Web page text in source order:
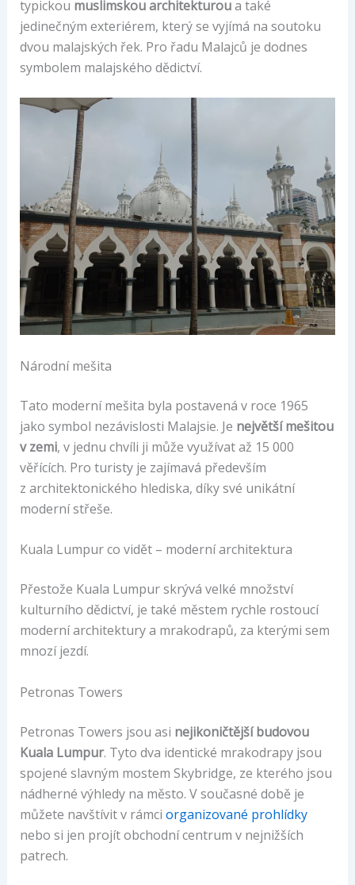
typickou muslimskou architekturoua také
jedinečným exteriérem, který se vyjímá na soutoku
dvou malajských řek. Pro řadu Malajců je dodnes
symbolem malajského dědictví.
Národní mešita
Tato moderní mešita byla postavená v roce 1965
jako symbol nezávislosti Malajsie. Je největší mešitou
v zemi, v jednu chvíli ji může využívat až 15 000
věřících. Pro turisty je zajímavá především
z architektonického hlediska, díky své unikátní
moderní střeše.
Kuala Lumpur co vidět – moderní architektura
Přestože Kuala Lumpur skrývá velké množství
kulturního dědictví, je také městem rychle rostoucí
moderní architektury a mrakodrapů, za kterými sem
mnozí jezdí.
Petronas Towers
Petronas Towers jsou asi nejikoničtější budovou
Kuala Lumpur. Tyto dva identické mrakodrapy jsou
spojené slavným mostem Skybridge, ze kterého jsou
nádherné výhledy na město. V současné době je
můžete navštívit v rámci organizované prohlídky
nebo si jen projít obchodní centrum v nejnižších
patrech.